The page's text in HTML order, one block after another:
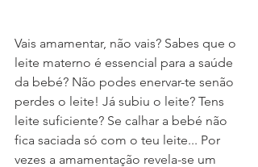
Vais amamentar, não vais? Sabes que o
leite materno é essencial para a saúde
da bebé? Não podes enervar-te senão
perdes o leite! Já subiu o leite? Tens
leite suficiente? Se calhar a bebé não
fica saciada só com o teu leite... Por
vezes a amamentação revela-se um